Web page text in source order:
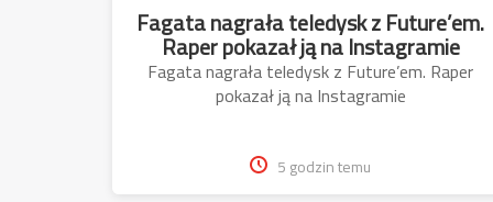
Fagata nagrała teledysk z Future’em.
Raper pokazał ją na Instagramie
Fagata nagrała teledysk z Future’em. Raper
pokazał ją na Instagramie
5 godzin temu